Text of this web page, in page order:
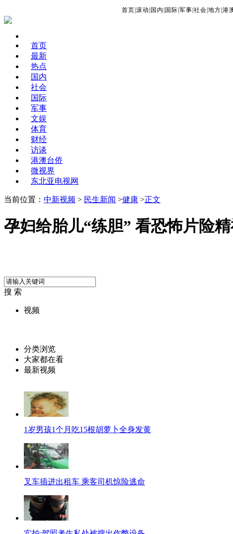
首页 滚动 国内 国际 军事 社会 地方 港
首页
最新
热点
国内
社会
国际
军事
文娱
体育
财经
访谈
港澳台侨
微视界
东北亚电视网
当前位置： 中新视频 > 民生新闻 >健康 >正文
孕妇给胎儿“练胆” 看恐怖片险
搜 索
视频
分类浏览
大家都在看
最新视频
1岁男孩1个月吃15根胡萝卜全身发黄
叉车插进出租车 乘客司机惊险逃命